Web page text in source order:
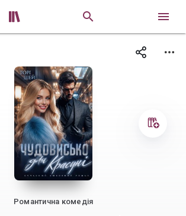
 
Романтична комедія